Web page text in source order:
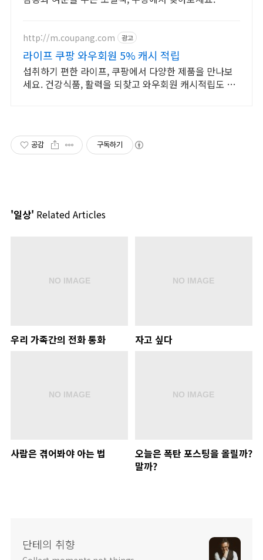
http://m.coupang.com 광고
라이프 쿠팡 와우회원 5% 캐시 적립
섭취하기 편한 라이프, 쿠팡에서 다양한 제품을 만나보
세요. 건강식품, 활력을 되찾고 와우회원 캐시적립도 받
공감 구독하기
'일상' Related Articles
우리 가족간의 전화 통화 자고 싶다
사람은 겪어봐야 아는 법
오늘은 폭탄 포스팅을 올릴까?
말까?
단테의 취향